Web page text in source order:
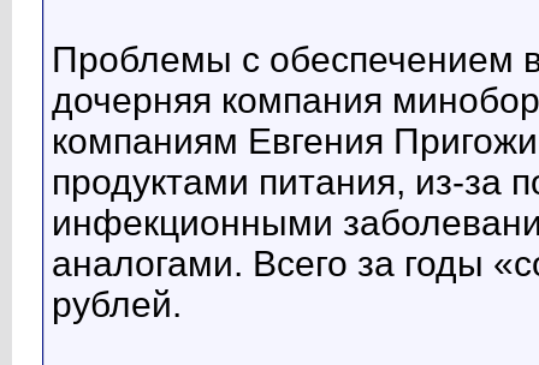
Проблемы с обеспечением
дочерняя компания
компаниям Евгения
продуктами питания, из-за
инфекционными
аналогами. Всего за годы
рублей.